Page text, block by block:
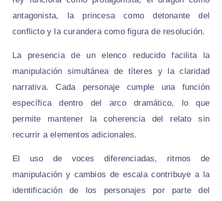
antagonista, la princesa como detonante del
conflicto y la curandera como figura de resolución.
La presencia de un elenco reducido facilita la
manipulación simultánea de títeres y la claridad
narrativa. Cada personaje cumple una función
específica dentro del arco dramático, lo que
permite mantener la coherencia del relato sin
recurrir a elementos adicionales.
El uso de voces diferenciadas, ritmos de
manipulación y cambios de escala contribuye a la
identificación de los personajes por parte del